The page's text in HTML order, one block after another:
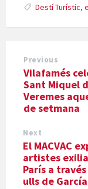
Destí Turístic,
Previous
Vilafamés
Sant Miquel
Veremes
de setmana
Next
El MACVAC
artistes
París a
ulls de